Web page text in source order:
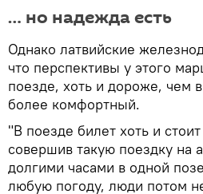
… но надежда есть
Однако латвийские
что перспективы у этого
поезде, хоть и дороже, чем
более комфортный.
"В поезде билет хоть и
совершив такую поездку на
долгими часами в одной
любую погоду, люди потом